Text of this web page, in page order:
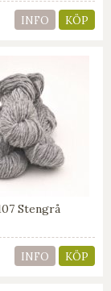
INFO KÖP
Stengrå
INFO KÖP